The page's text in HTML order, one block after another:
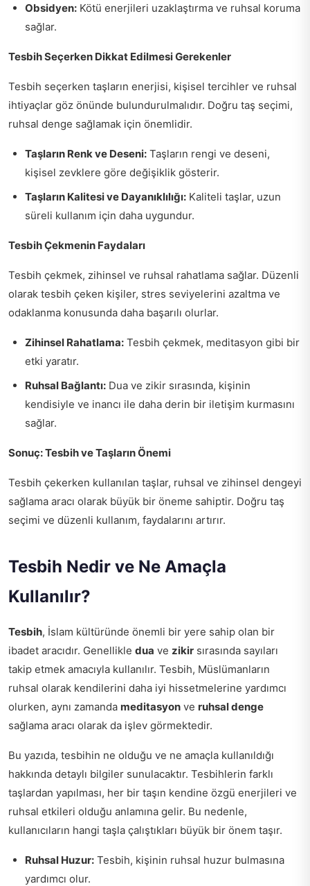
Obsidyen: Kötü enerjileri uzaklaştırma ve ruhsal koruma
sağlar.
Tesbih Seçerken Dikkat Edilmesi Gerekenler
Tesbih seçerken taşların enerjisi, kişisel tercihler ve ruhsal
ihtiyaçlar göz önünde bulundurulmalıdır. Doğru taş seçimi,
ruhsal denge sağlamak için önemlidir.
Taşların Renk ve Deseni: Taşların rengi ve deseni,
kişisel zevklere göre değişiklik gösterir.
Taşların Kalitesi ve Dayanıklılığı: Kaliteli taşlar, uzun
süreli kullanım için daha uygundur.
Tesbih Çekmenin Faydaları
Tesbih çekmek, zihinsel ve ruhsal rahatlama sağlar. Düzenli
olarak tesbih çeken kişiler, stres seviyelerini azaltma ve
odaklanma konusunda daha başarılı olurlar.
Zihinsel Rahatlama: Tesbih çekmek, meditasyon gibi bir
etki yaratır.
Ruhsal Bağlantı: Dua ve zikir sırasında, kişinin
kendisiyle ve inancı ile daha derin bir iletişim kurmasını
sağlar.
Sonuç: Tesbih ve Taşların Önemi
Tesbih çekerken kullanılan taşlar, ruhsal ve zihinsel dengeyi
sağlama aracı olarak büyük bir öneme sahiptir. Doğru taş
seçimi ve düzenli kullanım, faydalarını artırır.
Tesbih Nedir ve Ne Amaçla
Kullanılır?
Tesbih, İslam kültüründe önemli bir yere sahip olan bir
ibadet aracıdır. Genellikle dua ve zikir sırasında sayıları
takip etmek amacıyla kullanılır. Tesbih, Müslümanların
ruhsal olarak kendilerini daha iyi hissetmelerine yardımcı
olurken, aynı zamanda meditasyon ve ruhsal denge
sağlama aracı olarak da işlev görmektedir.
Bu yazıda, tesbihin ne olduğu ve ne amaçla kullanıldığı
hakkında detaylı bilgiler sunulacaktır. Tesbihlerin farklı
taşlardan yapılması, her bir taşın kendine özgü enerjileri ve
ruhsal etkileri olduğu anlamına gelir. Bu nedenle,
kullanıcıların hangi taşla çalıştıkları büyük bir önem taşır.
Ruhsal Huzur: Tesbih, kişinin ruhsal huzur bulmasına
yardımcı olur.